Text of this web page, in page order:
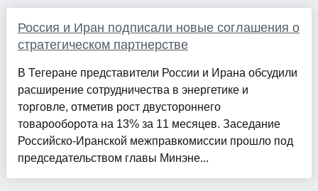
Россия и Иран подписали новые соглашения о
стратегическом партнерстве
В Тегеране представители России и Ирана обсудили
расширение сотрудничества в энергетике и
торговле, отметив рост двустороннего
товарооборота на 13% за 11 месяцев. Заседание
Российско-Иранской межправкомиссии прошло под
председательством главы Минэне...